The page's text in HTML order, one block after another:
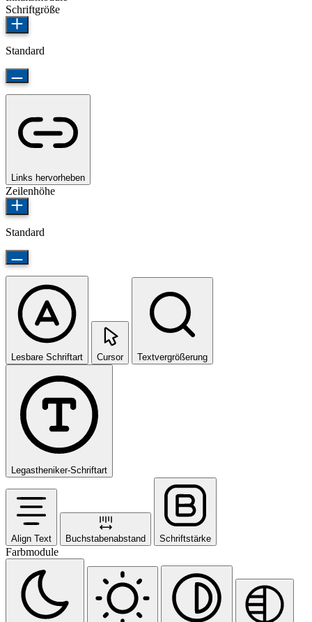
Schriftgröße
Standard
Links hervorheben
Zeilenhöhe
Standard
Lesbare Schriftart Cursor Textvergrößerung
Legastheniker-Schriftart
Align Text Buchstabenabstand Schriftstärke
Farbmodule